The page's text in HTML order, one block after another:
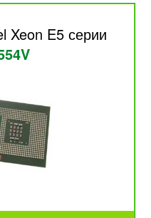
Xeon E5 серии